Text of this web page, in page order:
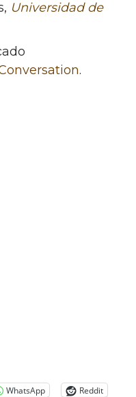
Universidad de
.
WhatsApp
Reddit